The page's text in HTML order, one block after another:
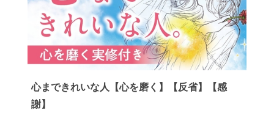
心まできれいな人【心を磨く】【反省】【感
謝】